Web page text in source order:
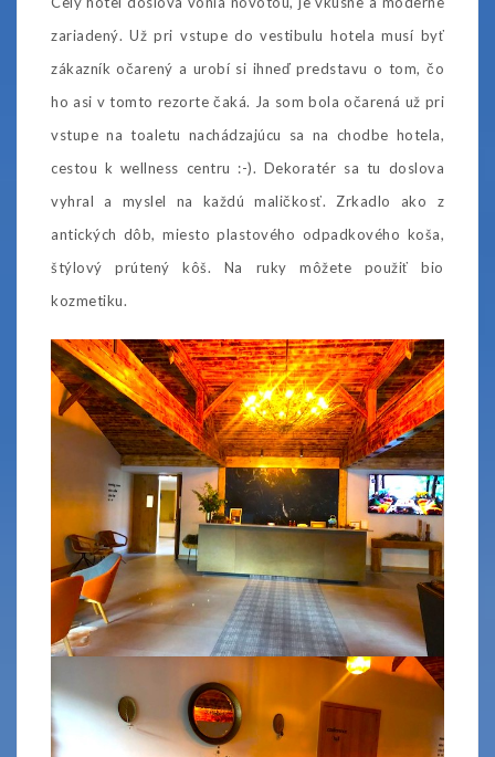
zariadený. Už pri vstupe do vestibulu hotela musí byť
zákazník očarený a urobí si ihneď predstavu o tom, čo
ho asi v tomto rezorte čaká. Ja som bola očarená už pri
vstupe na toaletu nachádzajúcu sa na chodbe hotela,
cestou k wellness centru :-). Dekoratér sa tu doslova
vyhral a myslel na každú maličkosť. Zrkadlo ako z
antických dôb, miesto plastového odpadkového koša,
štýlový prútený kôš. Na ruky môžete použiť bio
kozmetiku.